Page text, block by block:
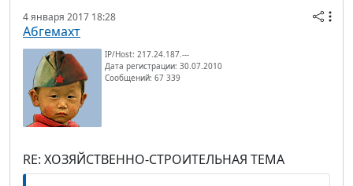
4 января 2017 18:28
Абгемахт
IP/Host: 217.24.187.---
Дата регистрации: 30.07.2010
Сообщений: 67 339
RE: ХОЗЯЙСТВЕННО-СТРОИТЕЛЬНАЯ ТЕМА